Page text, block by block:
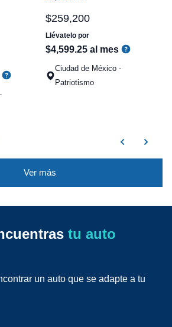
$259,200
Llévatelo por
$4,599.25 al mes
Ciudad de México -
Patriotismo
Ver más
tu auto
un auto que se adapte a tu